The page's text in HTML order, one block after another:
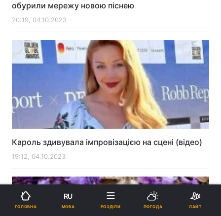
обурили мережу новою піснею
20:19, 04.10.2023
Кароль здивувала імпровізацією на сцені (відео)
19:12, 04.10.2023
ГОЛОВНА
RU
МОВА РОЗДІЛИ ПОГОДА ЛАЙТ